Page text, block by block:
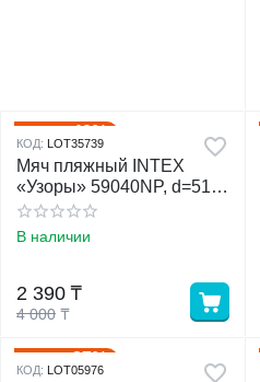
40%
КОД: LOT35739
Мяч пляжный INTEX
«Узоры» 59040NP, d=51
см, от 3 лет, МИКС
В наличии
4 000 ₸
2 390 ₸
37%
КОД: LOT05976